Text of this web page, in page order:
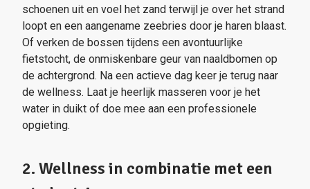
schoenen uit en voel het zand terwijl je over het strand
loopt en een aangename zeebries door je haren blaast.
Of verken de bossen tijdens een avontuurlijke
fietstocht, de onmiskenbare geur van naaldbomen op
de achtergrond. Na een actieve dag keer je terug naar
de wellness. Laat je heerlijk masseren voor je het
water in duikt of doe mee aan een professionele
opgieting.
2. Wellness in combinatie met een